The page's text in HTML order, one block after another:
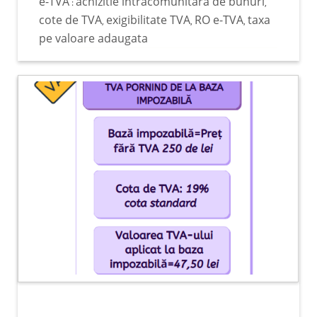
actuală raportat la TVA. Aplicarea regimului
special de scutire: persoanele impozabile a
căror cifra de afaceri anuală, declarată sau
realizată, nu depășește plafonul de 300 000
de lei (echivalentul a 88 500 euro calculat la
cursul de schimb al BNR la data aderării
României în UE). Practic, dacă cifra ta de
afaceri anuală nu depășește acest plafon, nu
trebuie să te înregistezi la persoană
impozabilă plătitoare de TVA. Cu alte
cuvinte, statusul vectorului fiscal cu privire
la acest impozit rămâne neschimbat până la
depășirea acestui plafon, și anume:
persoană impozabilă neplătitoare de TVA.
Cadrul legal: 310, alin. (1) din cadrul Legii nr.
227/2015 privind Codul Fiscal. Aplicarea
: ,
cote de TVA, exigibilitate TVA, RO e-TVA,taxa
pe valoare adaugata